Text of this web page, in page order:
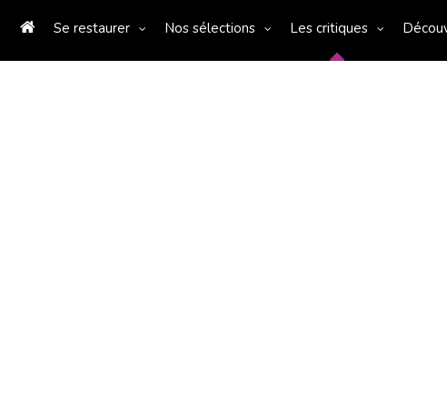
Se restaurer Nos sélections Les critiques